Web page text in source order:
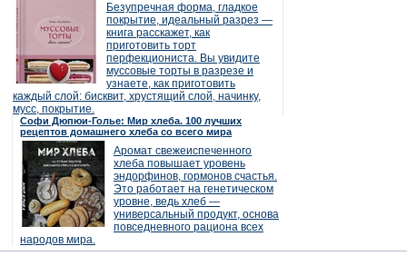
Безупречная форма, гладкое
покрытие, идеальный разрез —
книга расскажет, как
приготовить торт
перфекциониста. Вы увидите
муссовые торты в разрезе и
узнаете, как приготовить
каждый слой: бисквит, хрустящий слой, начинку,
мусс, покрытие.
Софи Дюпюи-Голье: Мир хлеба. 100 лучших
рецептов домашнего хлеба со всего мира
Аромат свежеиспеченного
хлеба повышает уровень
эндорфинов, гормонов счастья.
Это работает на генетическом
уровне, ведь хлеб —
универсальный продукт, основа
повседневного рациона всех
народов мира.